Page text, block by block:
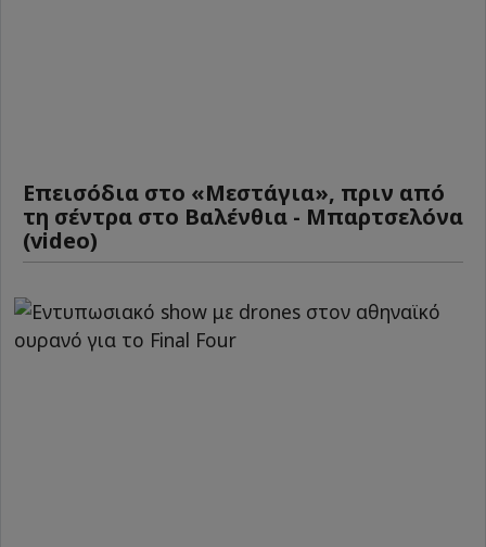
Επεισόδια στο «Μεστάγια», πριν από
τη σέντρα στο Βαλένθια - Μπαρτσελόνα
(video)